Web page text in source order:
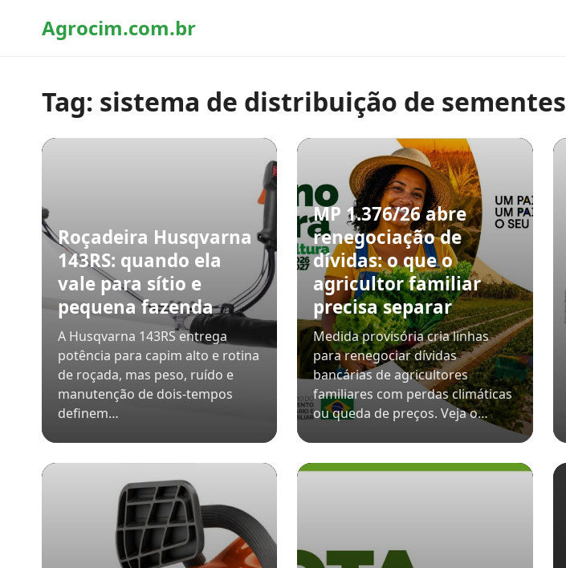
Agrocim.com.br
Tag: sistema de distribuição de sementes
Roçadeira Husqvarna
143RS: quando ela
vale para sítio e
pequena fazenda
A Husqvarna 143RS entrega
potência para capim alto e rotina
de roçada, mas peso, ruído e
manutenção de dois-tempos
definem…
MP 1.376/26 abre
renegociação de
dívidas: o que o
agricultor familiar
precisa separar
Medida provisória cria linhas
para renegociar dívidas
bancárias de agricultores
familiares com perdas climáticas
ou queda de preços. Veja o…